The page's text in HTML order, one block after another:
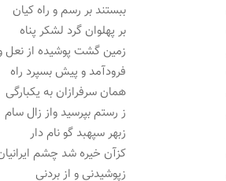
ببستند بر رسم و راه کیان
بر پهلوان گرد لشکر پناه
زمین گشت پوشیده از
فرودآمد و پیش بسپرد راه
همان سرفرازان به یکبارگی
ز رستم بپرسید واز زال سام
زبهر سپهبد گو نام دار
کزآن خیره شد چشم
زپوشیدنی و از بردنی